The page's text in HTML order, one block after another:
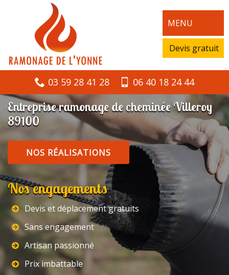
MENU
Devis gratuit
03 59 28 41 28 06 40 18 24 44
Entreprise ramonage de cheminée Villeroy
89100
NOS RÉALISATIONS
Nos engagements
Devis et déplacement gratuits
Sans engagement
Artisan passionné
Prix imbattable